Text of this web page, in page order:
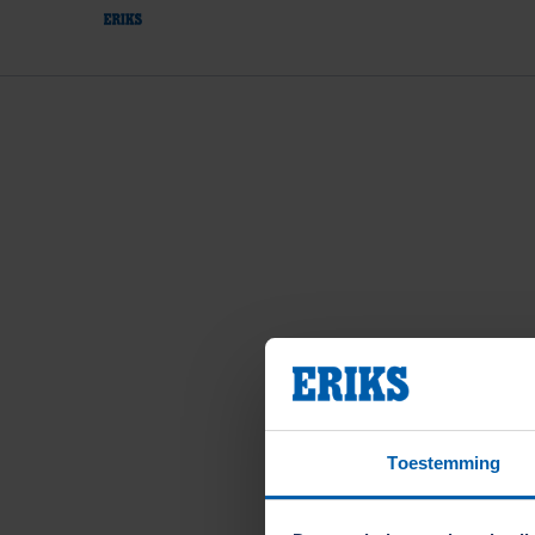
Toestemming